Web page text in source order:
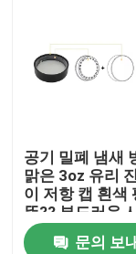
공기 밀폐 냄새
맑은 3oz 유리
이 저항 캡 흰색
뚜?? 부드러운
지정 로고
문의 보